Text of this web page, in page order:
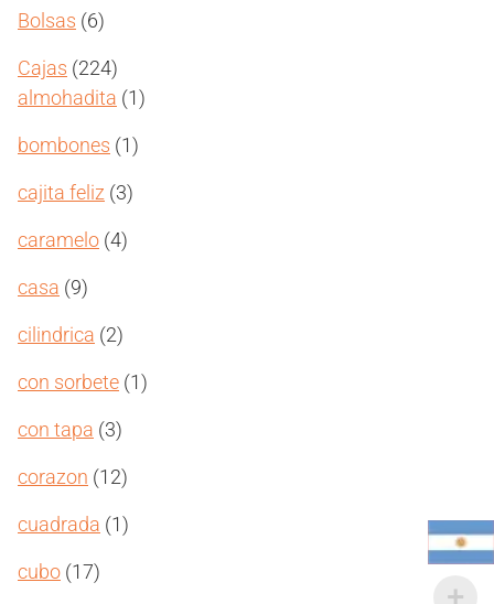
Bolsas 66
Cajas 224224
productos
almohadita 11
bombones 11
cajita feliz 33
caramelo 44
casa 99
cilindrica 22
con sorbete 11
con tapa 33
corazon 1212
cuadrada 11
cubo 1717